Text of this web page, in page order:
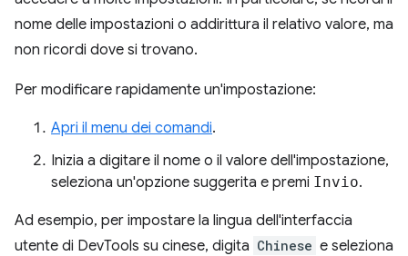
nome delle impostazioni o addirittura il relativo valore, ma
non ricordi dove si trovano.
Per modificare rapidamente un'impostazione:
Apri il menu dei comandi.
Inizia a digitare il nome o il valore dell'impostazione,
seleziona un'opzione suggerita e premi Invio.
Ad esempio, per impostare la lingua dell'interfaccia
utente di DevTools su cinese, digita Chinese e seleziona